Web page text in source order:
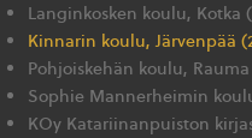
Langinkosken koulu, Kotka
Kinnarin koulu, Järvenpää
Pohjoiskehän koulu, Rauma
Sophie Mannerheimin
KOy Katariinanpuiston